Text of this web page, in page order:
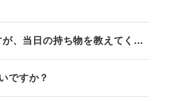
、当日の持ち物を教えてくだ
ですか？